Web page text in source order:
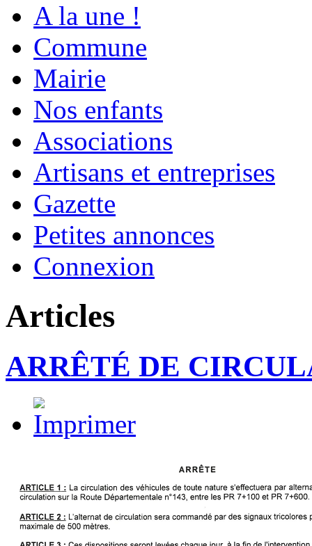
A la une !
Commune
Mairie
Nos enfants
Associations
Artisans et entreprises
Gazette
Petites annonces
Connexion
Articles
ARRÊTÉ DE